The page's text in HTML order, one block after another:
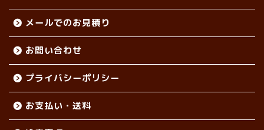
メールでのお見積り
お問い合わせ
プライバシーポリシー
お支払い・送料